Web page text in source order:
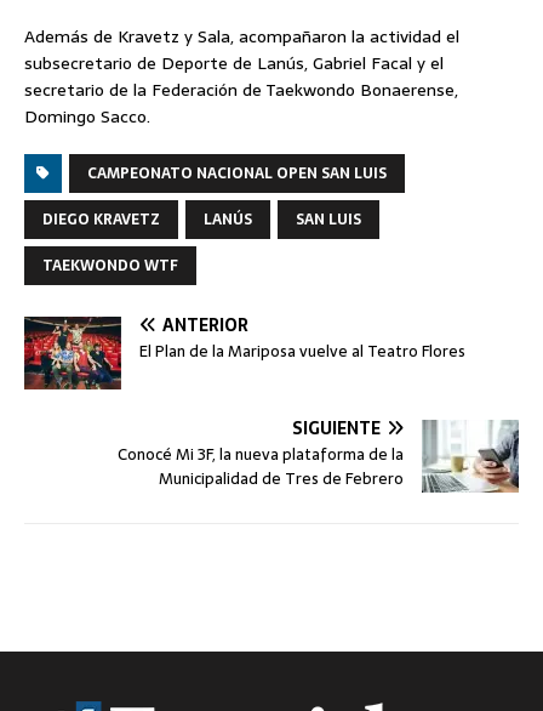
Además de Kravetz y Sala, acompañaron la actividad el
subsecretario de Deporte de Lanús, Gabriel Facal y el
secretario de la Federación de Taekwondo Bonaerense,
Domingo Sacco.​​
CAMPEONATO NACIONAL OPEN SAN LUIS
DIEGO KRAVETZ
LANÚS
SAN LUIS
TAEKWONDO WTF
ANTERIOR
El Plan de la Mariposa vuelve al Teatro Flores
SIGUIENTE
Conocé Mi 3F, la nueva plataforma de la
Municipalidad de Tres de Febrero